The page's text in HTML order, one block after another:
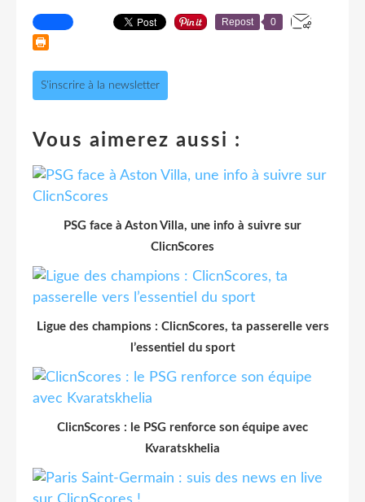
Repost 0
S'inscrire à la newsletter
Vous aimerez aussi :
PSG face à Aston Villa, une info à suivre sur
ClicnScores
Ligue des champions : ClicnScores, ta passerelle vers
l’essentiel du sport
ClicnScores : le PSG renforce son équipe avec
Kvaratskhelia